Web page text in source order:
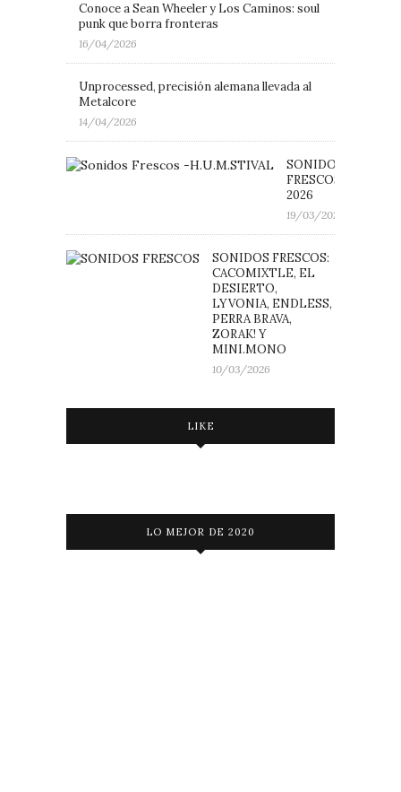
Conoce a Sean Wheeler y Los Caminos: soul
punk que borra fronteras
16/04/2026
Unprocessed, precisión alemana llevada al
Metalcore
14/04/2026
SONIDOS
FRESCOS:
2026
19/03/2026
SONIDOS FRESCOS:
CACOMIXTLE, EL
DESIERTO,
LYVONIA, ENDLESS,
PERRA BRAVA,
ZORAK! Y
MINI.MONO
10/03/2026
LIKE
LO MEJOR DE 2020